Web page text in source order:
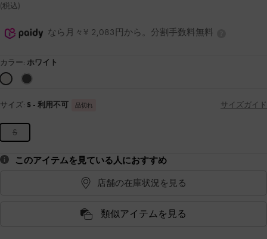
(税込)
なら月々¥ 2,083円から。分割手数料無料
カラー: ホワイト
サイズ: S - 利用不可 品切れ サイズガイド
S
このアイテムを見ている人におすすめ
店舗の在庫状況を見る
類似アイテムを見る